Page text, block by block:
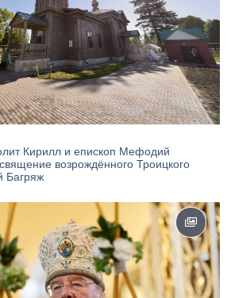
Кирилл и епископ Мефодий
возрождённого Троицкого
Багряж